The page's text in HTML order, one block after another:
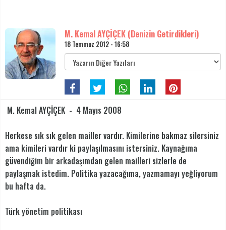
M. Kemal AYÇİÇEK (Denizin Getirdikleri)
18 Temmuz 2012 - 16:58
M. Kemal AYÇİÇEK - 4 Mayıs 2008
Herkese sık sık gelen mailler vardır. Kimilerine bakmaz silersiniz
ama kimileri vardır ki paylaşılmasını istersiniz. Kaynağıma
güvendiğim bir arkadaşımdan gelen mailleri sizlerle de
paylaşmak istedim. Politika yazacağıma, yazmamayı yeğliyorum
bu hafta da.
Türk yönetim politikası